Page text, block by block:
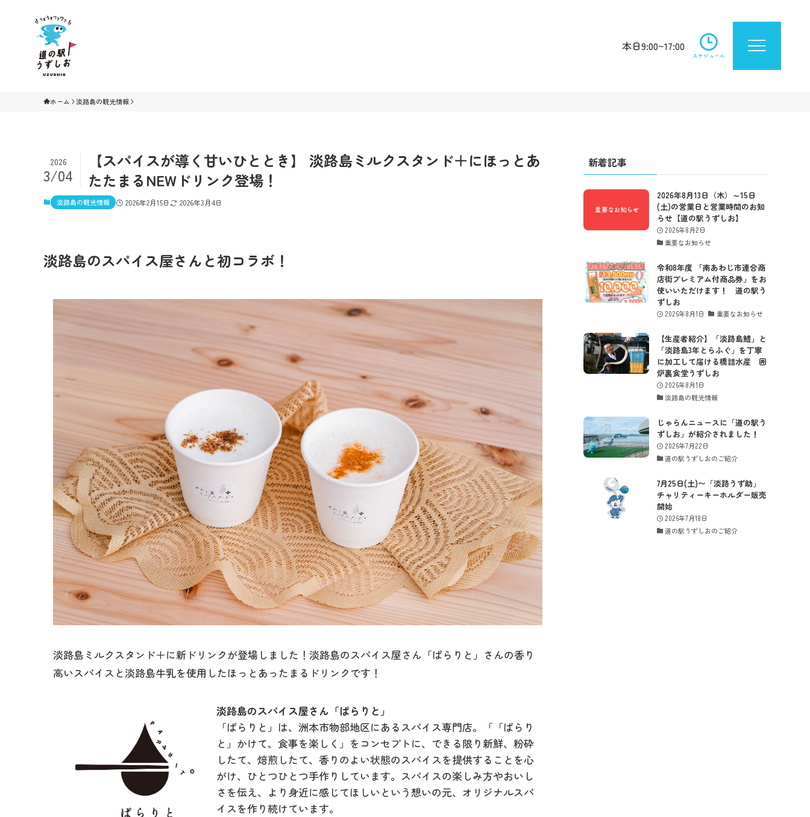
本日9:00~17:00
スケジュール
ホーム 淡路島の観光情報
【スパイスが導く甘いひととき】 淡路島ミルクスタンド＋にほっとあ
たたまるNEWドリンク登場！
2026
3/04
淡路島の観光情報 2026年2月15日 2026年3月4日
淡路島のスパイス屋さんと初コラボ！
淡路島ミルクスタンド＋に新ドリンクが登場しました！淡路島のスパイス屋さん「ぱらりと」さんの香り
高いスパイスと淡路島牛乳を使用したほっとあったまるドリンクです！
淡路島のスパイス屋さん「ぱらりと」
「ぱらりと」は、洲本市物部地区にあるスパイス専門店。「「ぱらり
と」かけて、食事を楽しく」をコンセプトに、できる限り新鮮、粉砕
したて、焙煎したて、香りのよい状態のスパイスを提供することを心
がけ、ひとつひとつ手作りしています。スパイスの楽しみ方やおいし
さを伝え、より身近に感じてほしいという想いの元、オリジナルスパ
イスを作り続けています。
新着記事
2026年8月13日（木）～15日
(土)の営業日と営業時間のお知
らせ【道の駅うずしお】
2026年8月2日
重要なお知らせ
令和8年度 「南あわじ市連合商
店街プレミアム付商品券」をお
使いいただけます！ 道の駅う
ずしお
2026年8月1日 重要なお知らせ
【生産者紹介】「淡路島鱧」と
「淡路島3年とらふぐ」を丁寧
に加工して届ける橋詰水産 囲
炉裏食堂うずしお
2026年8月1日
淡路島の観光情報
じゃらんニュースに「道の駅う
ずしお」が紹介されました！
2026年7月22日
道の駅うずしおのご紹介
7月25日(土)〜「淡路うず助」
チャリティーキーホルダー販売
開始
2026年7月18日
道の駅うずしおのご紹介